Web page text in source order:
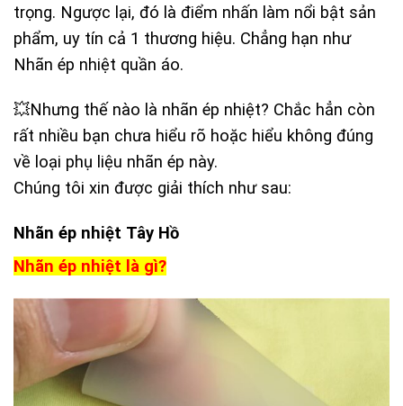
trọng. Ngược lại, đó là điểm nhấn làm nổi bật sản
phẩm, uy tín cả 1 thương hiệu. Chẳng hạn như
Nhãn ép nhiệt quần áo.
💥Nhưng thế nào là nhãn ép nhiệt? Chắc hẳn còn
rất nhiều bạn chưa hiểu rõ hoặc hiểu không đúng
về loại phụ liệu nhãn ép này.
Chúng tôi xin được giải thích như sau:
Nhãn ép nhiệt Tây Hồ
Nhãn ép nhiệt là gì?